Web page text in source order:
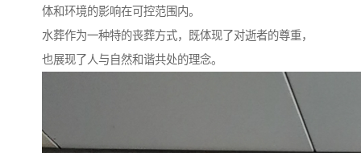
体和环境的影响在可控范围内。
水葬作为一种特的丧葬方式，既体现了对逝者的尊重，
也展现了人与自然和谐共处的理念。